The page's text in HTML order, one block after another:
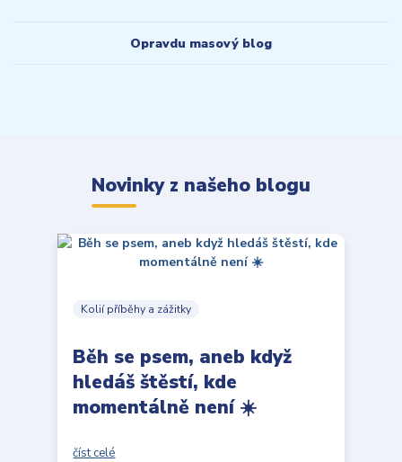
Opravdu masový blog
Novinky z našeho blogu
Kolií příběhy a zážitky
Běh se psem, aneb když
hledáš štěstí, kde
momentálně není ☀️
číst celé